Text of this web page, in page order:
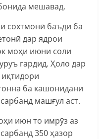
мешавад.
сохтмонӣ баъди ба
дар ядрои
моҳи июни соли
гардид. Ҳоло дар
ба кашонидани
машғул аст.
июн то имрӯз аз
350 ҳазор